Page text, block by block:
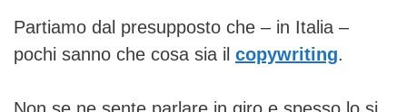
Partiamo dal presupposto che – in Italia –
pochi sanno che cosa sia il copywriting.